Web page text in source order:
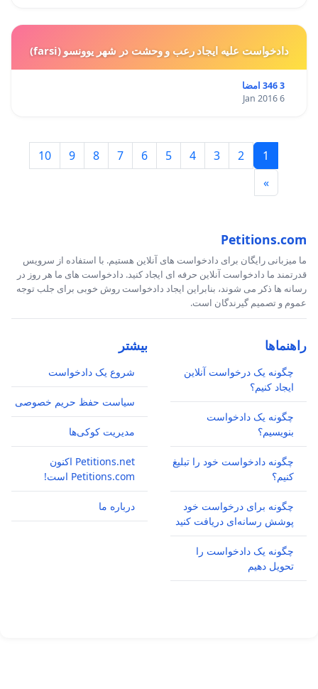
دادخواست علیه ایجاد رعب و وحشت در شهر یوونسو (farsi)
3 346 امضا
6 Jan 2016
1
2
3
4
5
6
7
8
9
10
»
Petitions.com
ما میزبانی رایگان برای دادخواست های آنلاین هستیم. با استفاده از سرویس
قدرتمند ما دادخواست آنلاین حرفه ای ایجاد کنید. دادخواست های ما هر روز در
رسانه ها ذکر می شوند، بنابراین ایجاد دادخواست روش خوبی برای جلب توجه
عموم و تصمیم گیرندگان است.
راهنماها
چگونه یک درخواست آنلاین
ایجاد کنیم؟
چگونه یک دادخواست
بنویسیم؟
چگونه دادخواست خود را تبلیغ
کنیم؟
چگونه برای درخواست خود
پوشش رسانه‌ای دریافت کنید
چگونه یک دادخواست را
تحویل دهیم
بیشتر
شروع یک دادخواست
سیاست حفظ حریم خصوصی
مدیریت کوکی‌ها
Petitions.net اکنون
Petitions.com است!
درباره ما